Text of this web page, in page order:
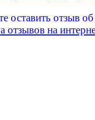
оставить отзыв
отзывов на